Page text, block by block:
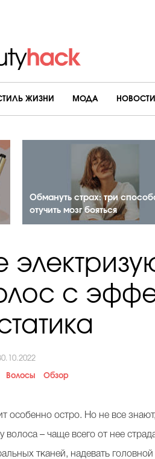
ЖИЗНИ МОДА НОВОСТИ
Обмануть страх: три
отучить мозг бояться
с
Волосы Обзор
остро. Но не все
– чаще всего от нее
тканей, надевать